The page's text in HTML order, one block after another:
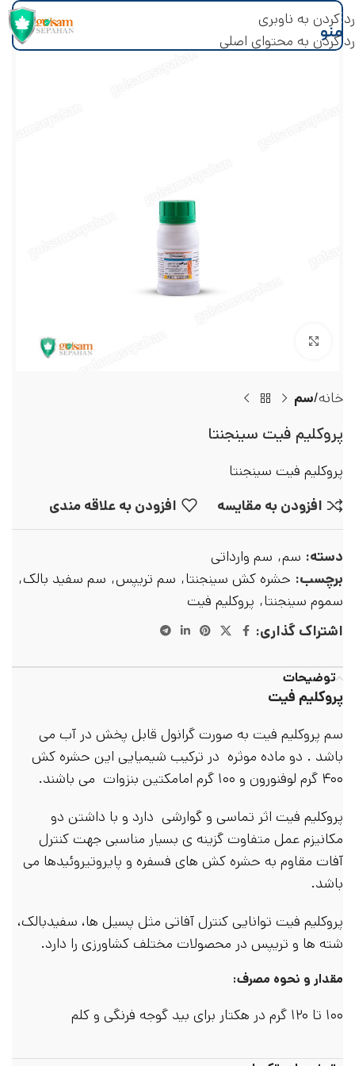
رد کردن به ناوبری
رد کردن به محتوای اصلی
منو
خانه سم
پروکلیم فیت سینجنتا
پروکلیم فیت سینجنتا
افزودن به مقایسه
افزودن به علاقه مندی
دسته: سم, سم وارداتی
برچسب: حشره کش سینجنتا, سم تریپس, سم سفید بالک,
سموم سینجنتا, پروکلیم فیت
اشتراک گذاری:
توضیحات
پروکلیم فیت
سم پروکلیم فیت به صورت گرانول قابل پخش در آب می
باشد . دو ماده موثره در ترکیب شیمیایی این حشره کش
۴۰۰ گرم لوفنورون و ۱۰۰ گرم امامکتین بنزوات می باشند.
پروکلیم فیت اثر تماسی و گوارشی دارد و با داشتن دو
مکانیزم عمل متفاوت گزینه ی بسیار مناسبی جهت کنترل
آفات مقاوم به حشره کش های فسفره و پایروتیروئیدها می
باشد.
پروکلیم فیت توانایی کنترل آفاتی مثل پسیل ها، سفیدبالک،
شته ها و تریپس در محصولات مختلف کشاورزی را دارد.
مقدار و نحوه مصرف:
۱۰۰ تا ۱۲۰ گرم در هکتار برای بید گوجه فرنگی و کلم